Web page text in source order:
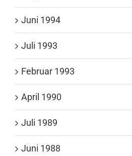
Juni 1994
Juli 1993
Februar 1993
April 1990
Juli 1989
Juni 1988